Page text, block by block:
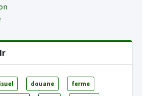
douane ferme